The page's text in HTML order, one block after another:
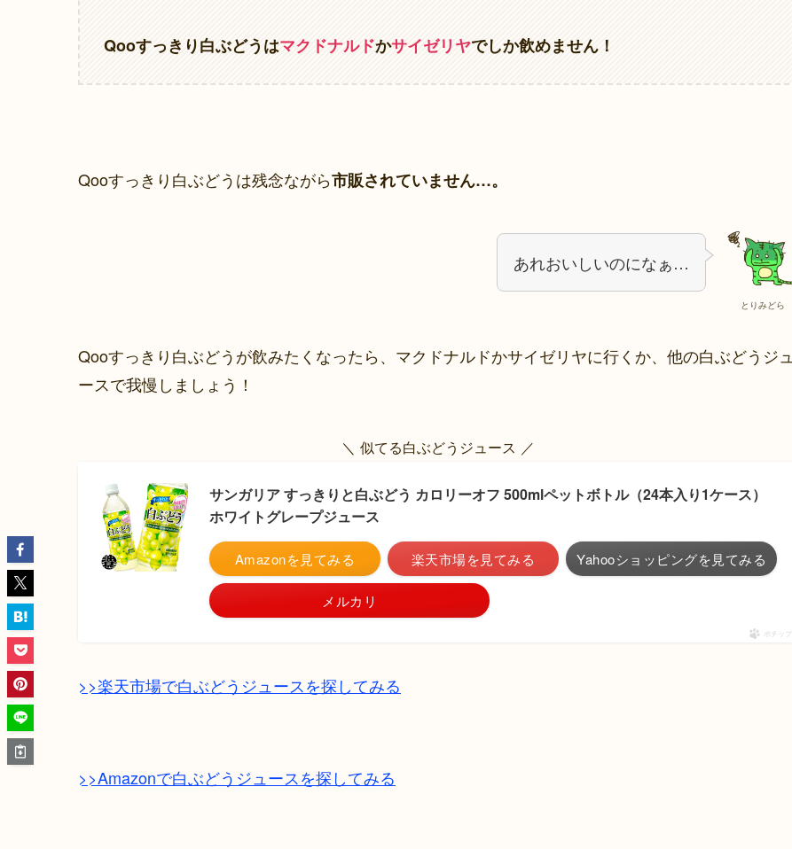
Qooすっきり白ぶどうはマクドナルドかサイゼリヤでしか飲めません！
Qooすっきり白ぶどうは残念ながら市販されていません…。
とりみどら
あれおいしいのになぁ…
Qooすっきり白ぶどうが飲みたくなったら、マクドナルドかサイゼリヤに行くか、他の白ぶどうジュ
ースで我慢しましょう！
＼ 似てる白ぶどうジュース ／
サンガリア すっきりと白ぶどう カロリーオフ 500mlペットボトル（24本入り1ケース）
ホワイトグレープジュース
Amazonを見てみる 楽天市場を見てみる Yahooショッピングを見てみる
メルカリ
ポチップ
>>楽天市場で白ぶどうジュースを探してみる
>>Amazonで白ぶどうジュースを探してみる